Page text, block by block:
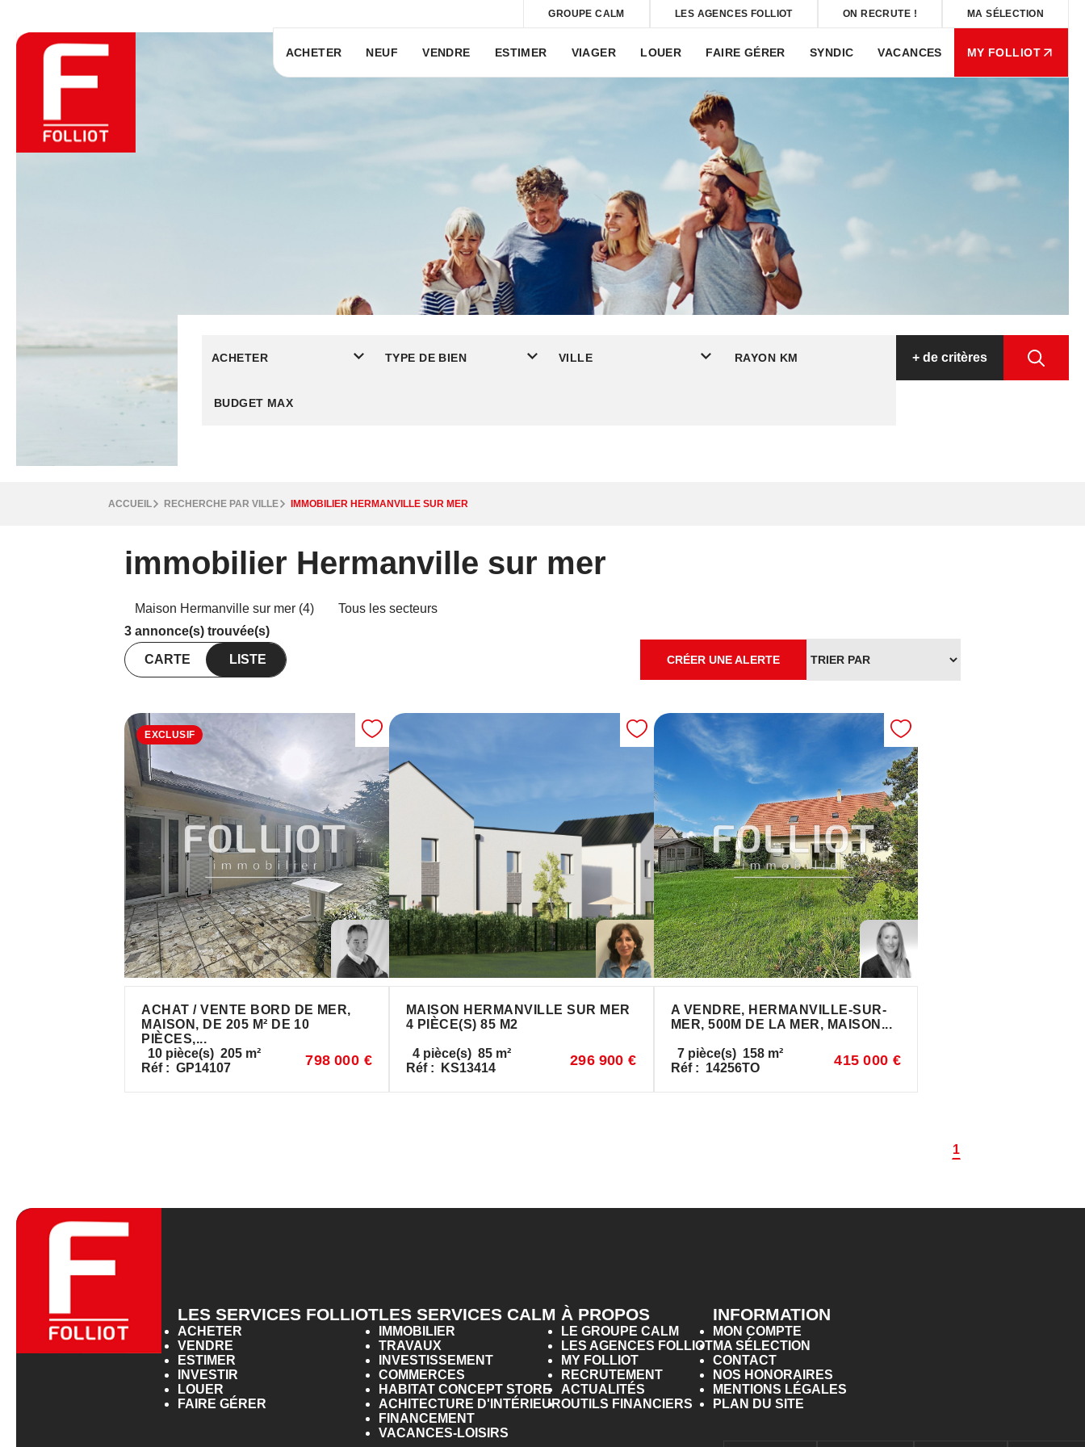
GROUPE CALM LES AGENCES FOLLIOT ON RECRUTE ! MA SÉLECTION
ACHETER NEUF VENDRE ESTIMER VIAGER LOUER FAIRE GÉRER SYNDIC VACANCES MY FOLLIOT
ACHETER TYPE DE BIEN VILLE RAYON KM + de critères
ACCUEIL RECHERCHE PAR VILLE IMMOBILIER HERMANVILLE SUR MER
immobilier Hermanville sur mer
Maison Hermanville sur mer (4)
Tous les secteurs
3 annonce(s) trouvée(s)
CARTE LISTE CRÉER UNE ALERTE
EXCLUSIF
ACHAT / VENTE BORD DE MER,
MAISON, DE 205 M² DE 10
PIÈCES,...
10 pièce(s) 205 m²
Réf : GP14107 798 000 €
MAISON HERMANVILLE SUR MER
4 PIÈCE(S) 85 M2
4 pièce(s) 85 m²
Réf :
KS13414 296 900 €
A VENDRE, HERMANVILLE-SUR-
MER, 500M DE LA MER, MAISON...
7 pièce(s) 158 m²
Réf : 14256TO 415 000 €
1
LES SERVICES FOLLIOT
ACHETER
VENDRE
ESTIMER
INVESTIR
LOUER
FAIRE GÉRER
LES SERVICES CALM
IMMOBILIER
TRAVAUX
INVESTISSEMENT
COMMERCES
HABITAT CONCEPT STORE
ACHITECTURE D'INTÉRIEUR
FINANCEMENT
VACANCES-LOISIRS
À PROPOS
LE GROUPE CALM
LES AGENCES FOLLIOT
MY FOLLIOT
RECRUTEMENT
ACTUALITÉS
OUTILS FINANCIERS
INFORMATION
MON COMPTE
MA SÉLECTION
CONTACT
NOS HONORAIRES
MENTIONS LÉGALES
PLAN DU SITE